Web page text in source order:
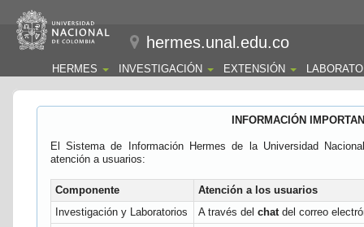
hermes.unal.edu.co
HERMES INVESTIGACIÓN EXTENSIÓN
INFORMACIÓN
El Sistema de Información Hermes de la Universidad
atención a usuarios:
Componente
Atención a los usuarios
Investigación y Laboratorios
A través del chatdel correo